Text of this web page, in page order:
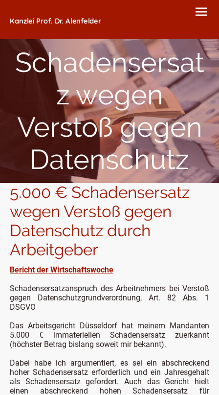
Kanzlei Prof. Dr. Alenfelder
Schadensersat
z wegen
Verstoß gegen
Datenschutz
5.000 € Schadensersatz
wegen Verstoß gegen
Datenschutz durch
Arbeitgeber
Bericht der Wirtschaftswoche
Schadensersatzanspruch des Arbeitnehmers bei Verstoß
gegen Datenschutzgrundverordnung, Art. 82 Abs. 1
DSGVO
​Das Arbeitsgericht Düsseldorf hat meinem Mandanten
5.000 € immateriellen Schadensersatz zuerkannt
(höchster Betrag bislang soweit mir bekannt).
Dabei habe ich argumentiert, es sei ein abschreckend
hoher Schadensersatz erforderlich und ein Jahresgehalt
als Schadensersatz gefordert. Auch das Gericht hielt
einen abschreckend hohen Schadensersatz für